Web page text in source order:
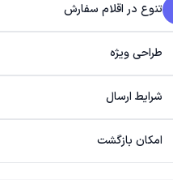
تنوع در اقلام سفارش
طراحی ویژه
شرایط ارسال
امکان بازگشت